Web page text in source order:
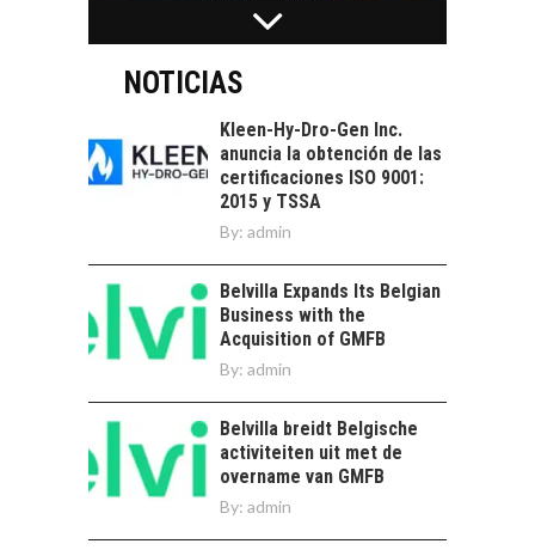
servicios digitales en
Chile:…
TURISMO EN EL
DESIERTO DE
ATACAMA:
OPORTUNIDADES
PARA EL
DESARROLLO LOCAL
El Desierto de
Atacama: Motor
Estratégico para el
LA INDUSTRIA
FRENTE AL DESAFÍO
DE LA
SOSTENIBILIDAD
Minería chilena: un
el reto ineludible de…
CHILE COMO HUB
TECNOLÓGICO DE
AMÉRICA LATINA:
AVANCES Y DESAFÍOS
Chile como hub
NOTICIAS
Kleen-Hy-Dro-Gen Inc.
anuncia la obtención de las
certificaciones ISO 9001:
2015 y TSSA
By: admin
Belvilla Expands Its Belgian
Business with the
Acquisition of GMFB
By: admin
Belvilla breidt Belgische
activiteiten uit met de
overname van GMFB
By: admin